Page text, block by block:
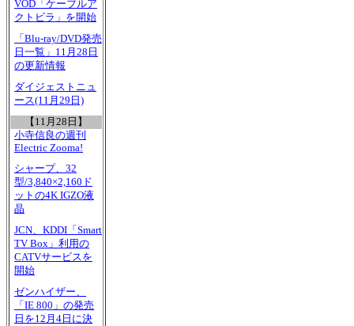
VOD「ケーブルア
クトビラ」を開始
「Blu-ray/DVD発売
日一覧」11月28日
の更新情報
ダイジェストニュ
ース(11月29日)
【11月28日】
小寺信良の週刊
Electric Zooma!
シャープ、32
型/3,840×2,160ド
ットの4K IGZO液
晶
JCN、KDDI「Smart
TV Box」利用の
CATVサービスを
開始
ゼンハイザー、
「IE 800」の発売
日を12月4日に決